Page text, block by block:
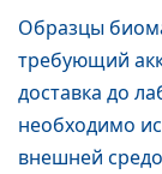
Образцы
требующий
доставка до
необходимо
внешней